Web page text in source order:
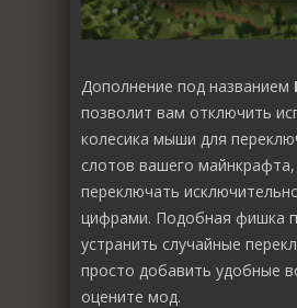
Дополнение под названием
позволит вам отключить
колесика мыши для
слотов вашего майнкрафта,
переключать
цифрами. Подобная фишка
устранить случайные
просто добавить удобные
оцените мод.